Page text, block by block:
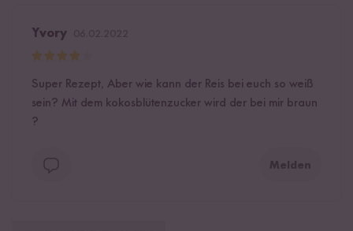
Yvory
Super Rezept, Aber wie kann der Reis bei euch so weiß
sein? Mit dem kokosblütenzucker wird der bei mir braun
?
Melden